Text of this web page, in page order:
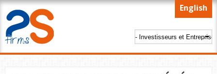
Skip to
English